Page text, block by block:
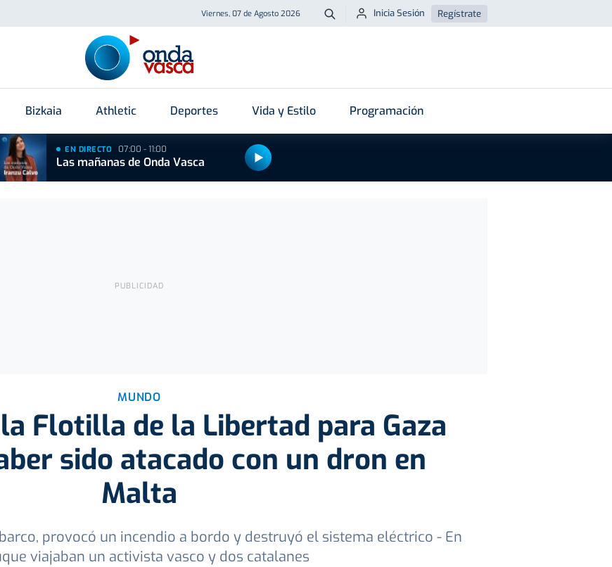
Viernes, 07 de Agosto 2026 Buscar
Inicia Sesión Regístrate
Bizkaia Athletic Deportes Vida y Estilo Programación
EN DIRECTO 07:00 - 11:00
Las mañanas de Onda Vasca
MUNDO
Flotilla de la Libertad para Gaza
sido atacado con un dron en
Malta
provocó un incendio a bordo y destruyó el sistema eléctrico - En
viajaban un activista vasco y dos catalanes